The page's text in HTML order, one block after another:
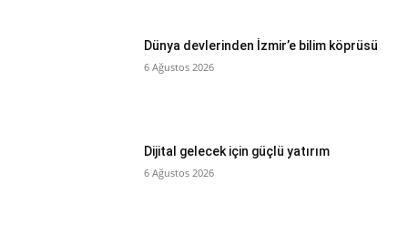
Dünya devlerinden İzmir’e bilim köprüsü
6 Ağustos 2026
Dijital gelecek için güçlü yatırım
6 Ağustos 2026